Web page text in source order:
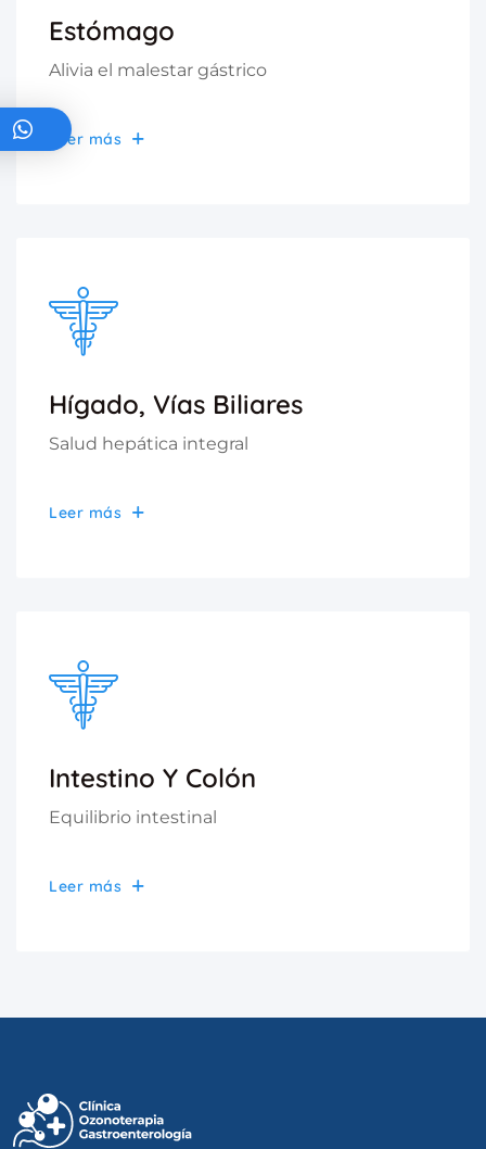
Estómago
Alivia el malestar gástrico
Leer más
Hígado, Vías Biliares
Salud hepática integral
Leer más
Intestino Y Colón
Equilibrio intestinal
Leer más